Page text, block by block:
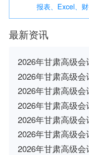
报表、Excel、
最新资讯
2026年甘肃高级
2026年甘肃高级
2026年甘肃高级
2026年甘肃高级
2026年甘肃高级
2026年甘肃高级
2026年甘肃高级